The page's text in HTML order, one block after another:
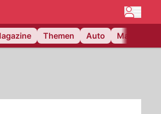
Themen Auto Matchcenter